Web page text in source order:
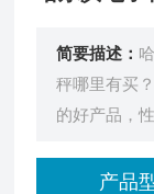
简要描述：
秤哪里有买
的好产品，
产品